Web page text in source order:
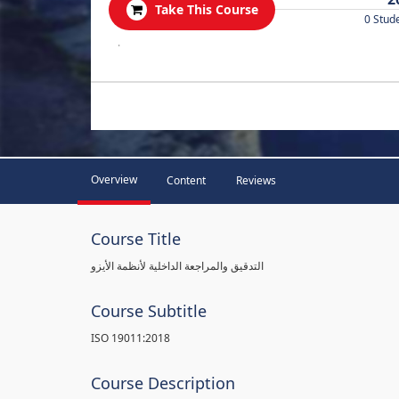
Take This Course
0
.
Overview Content Reviews
Course Title
التدقيق والمراجعة الداخلية لأنظمة الأيزو
Course Subtitle
ISO 19011:2018
Course Description